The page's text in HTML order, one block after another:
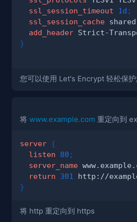
ssl_session_timeout
1d ;
ssl_session_cache
add_header Strict-
}
您可以使用 Let's Encrypt 轻松保
将 www.example.com 重定向到
server {
listen
80 ;
server_name
return
301 http://
}
将 http 重定向到 https